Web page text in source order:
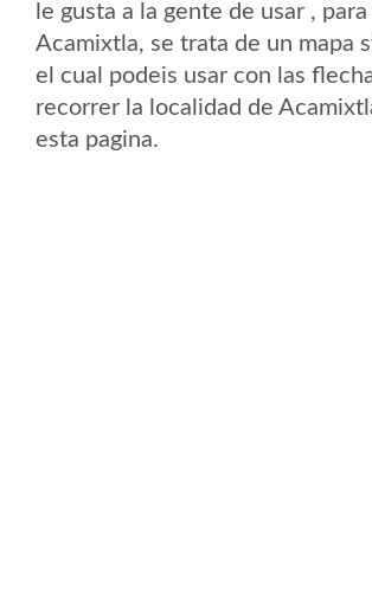
le gusta a la gente de usar ,
Acamixtla, se trata de un mapa
el cual podeis usar con las
recorrer la localidad de
esta pagina.